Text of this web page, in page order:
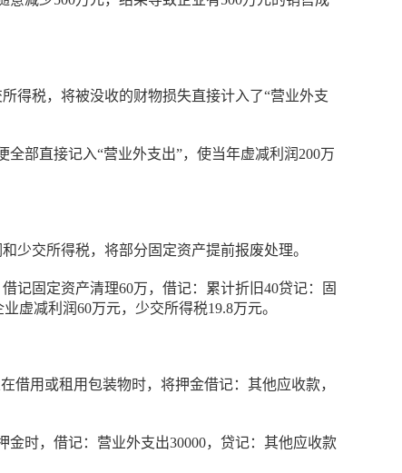
得税，将被没收的财物损失直接计入了“营业外支
部直接记入“营业外支出”，使当年虚减利润200万
少交所得税，将部分固定资产提前报废处理。
记固定资产清理60万，借记：累计折旧40贷记：固
虚减利润60万元，少交所得税19.8万元。
借用或租用包装物时，将押金借记：其他应收款，
金时，借记：营业外支出30000，贷记：其他应收款